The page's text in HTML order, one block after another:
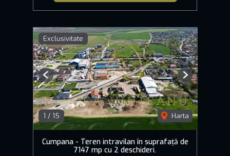
Exclusivitate
1 / 15 Harta
Previous Next
Cumpana - Teren intravilan în suprafață de
7147 mp cu 2 deschideri.